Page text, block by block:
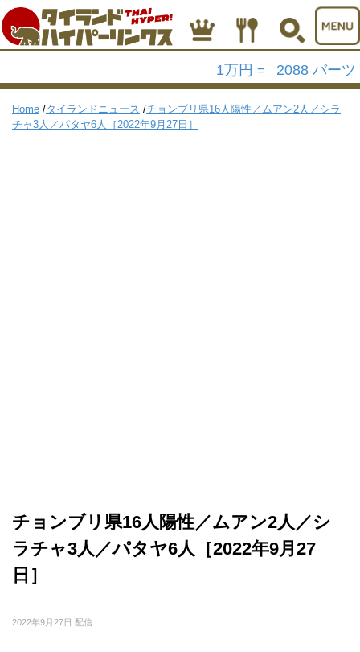
1万円 = 2088 バーツ
Home /タイランドニュース /チョンブリ県16人陽性／ムアン2人／シラ
チャ3人／パタヤ6人［2022年9月27日］
チョンブリ県16人陽性／ムアン2人／シ
ラチャ3人／パタヤ6人［2022年9月27
日］
2022年9月27日 配信